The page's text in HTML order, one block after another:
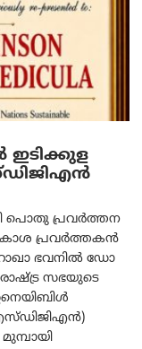
പൊതു പ്രവർത്തന
പ്രവർത്തകൻ
ഭവനിൽ ഡോ
സഭയുടെ